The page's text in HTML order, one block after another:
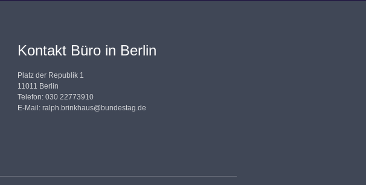
Kontakt Büro in Berlin
Platz der Republik 1
11011 Berlin
Telefon: 030 22773910
E-Mail: ralph.brinkhaus@bundestag.de